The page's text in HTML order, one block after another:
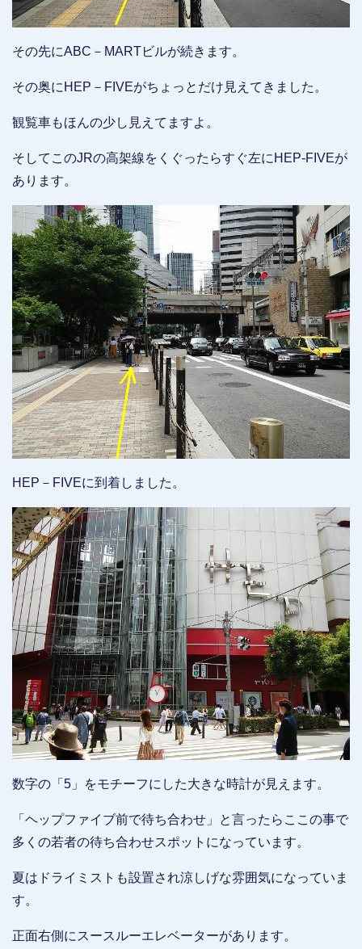
その先にABC－MARTビルが続きます。
その奥にHEP－FIVEがちょっとだけ見えてきました。
観覧車もほんの少し見えてますよ。
そしてこのJRの高架線をくぐったらすぐ左にHEP-FIVEが
あります。
HEP－FIVEに到着しました。
数字の「5」をモチーフにした大きな時計が見えます。
「ヘップファイブ前で待ち合わせ」と言ったらここの事で
多くの若者の待ち合わせスポットになっています。
夏はドライミストも設置され涼しげな雰囲気になっていま
す。
正面右側にスースルーエレベーターがあります。